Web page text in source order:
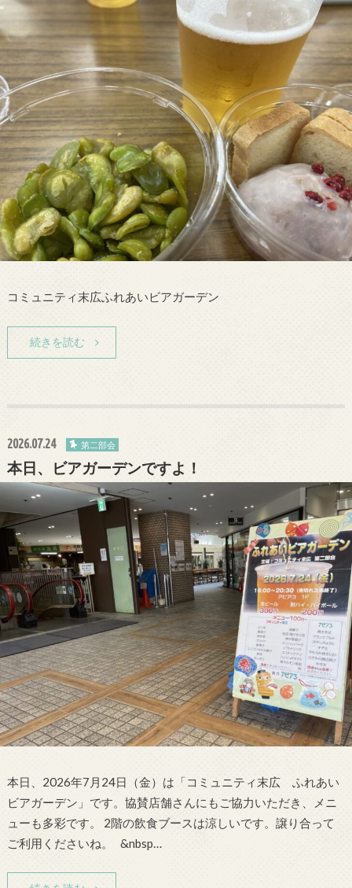
コミュニティ末広ふれあいビアガーデン
続きを読む
2026.07.24 第二部会
本日、ビアガーデンですよ！
本日、2026年7月24日（金）は「コミュニティ末広 ふれあい
ビアガーデン」です。協賛店舗さんにもご協力いただき、メニ
ューも多彩です。 2階の飲食ブースは涼しいです。譲り合って
ご利用くださいね。 &nbsp…